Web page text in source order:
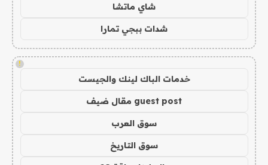
شاي ماتشا
شدات ببجي تمارا
!
خدمات الباك لينك والجيست
guest post مقال ضيف
سوق العرب
سوق التاريخ